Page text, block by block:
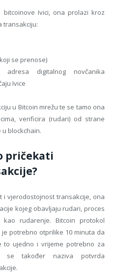
bitcoinove Ivici, ona prolazi kroz
transakciju:
se prenose)
adresa digitalnog novčanika
Ivice
u Bitcoin mrežu te se tamo ona
verificira (rudari) od strane
blockchain.
pričekati
i vjerodostojnost transakcije, ona
kojeg obavljaju rudari, proces
rudarenje. Bitcoin protokol
potrebno otprilike 10 minuta da
ujedno i vrijeme potrebno za
se također naziva potvrda